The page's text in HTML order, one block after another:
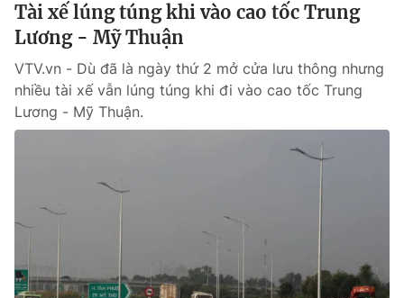
Tài xế lúng túng khi vào cao tốc Trung
Lương - Mỹ Thuận
VTV.vn - Dù đã là ngày thứ 2 mở cửa lưu thông nhưng
nhiều tài xế vẫn lúng túng khi đi vào cao tốc Trung
Lương - Mỹ Thuận.